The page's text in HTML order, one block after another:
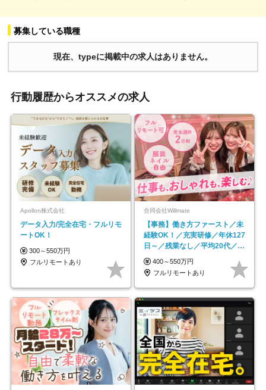
募集している職種
現在、typeに掲載中の求人はありません。
行動履歴からオススメの求人
Apollon株式会社
データ入力/完全在宅・フルリモ
ートOK！
300～550万円
フルリモートあり
合同会社Willmate
【事務】働き方ファースト／未
経験OK！／充実研修／年休127
日～／残業なし／平均20代／リ
モートOK
400～550万円
フルリモートあり